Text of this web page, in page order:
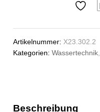
Artikelnummer:X23.302.2
Kategorien:Wassertechnik,
Beschreibung